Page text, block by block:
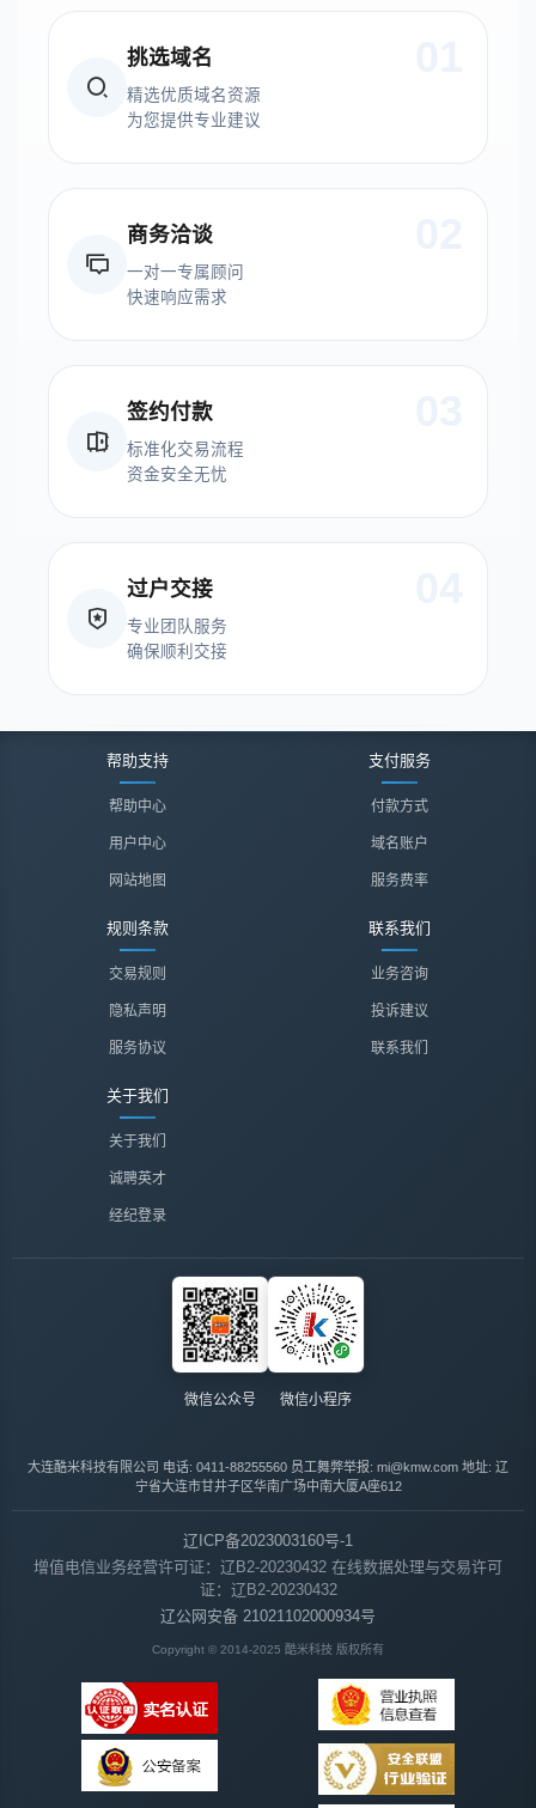
挑选域名
精选优质域名资源
为您提供专业建议
商务洽谈
一对一专属顾问
快速响应需求
签约付款
标准化交易流程
资金安全无忧
过户交接
专业团队服务
确保顺利交接
帮助支持
帮助中心
用户中心
网站地图
支付服务
付款方式
域名账户
服务费率
规则条款
交易规则
隐私声明
服务协议
联系我们
业务咨询
投诉建议
联系我们
关于我们
关于我们
诚聘英才
经纪登录
微信公众号 微信小程序
大连酷米科技有限公司 电话: 0411-88255560 员工舞弊举报: mi@kmw.com 地址: 辽
宁省大连市甘井子区华南广场中南大厦A座612
辽ICP备2023003160号-1
增值电信业务经营许可证：辽B2-20230432 在线数据处理与交易许可
证：辽B2-20230432
辽公网安备 21021102000934号
Copyright © 2014-2025 酷米科技 版权所有